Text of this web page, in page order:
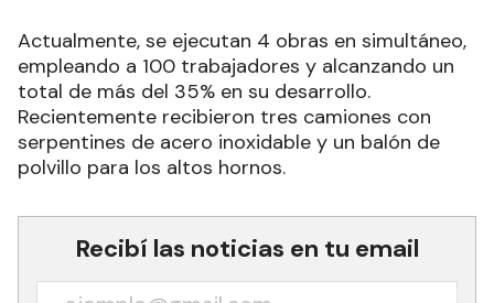
Actualmente, se ejecutan 4 obras en simultáneo,
empleando a 100 trabajadores y alcanzando un
total de más del 35% en su desarrollo.
Recientemente recibieron tres camiones con
serpentines de acero inoxidable y un balón de
polvillo para los altos hornos.
Recibí las noticias en tu email